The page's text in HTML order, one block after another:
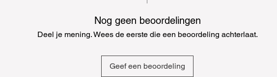
- slijm! Ja
Nog geen beoordelingen
Deel je mening. Wees de eerste die een beoordeling achterlaat.
Geef een beoordeling